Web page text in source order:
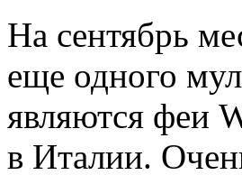
На сентябрь
еще одного
являются феи
в Италии.